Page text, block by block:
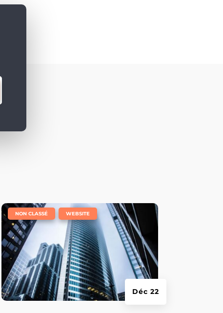
Déc 22
NON CLASSÉ WEBSITE